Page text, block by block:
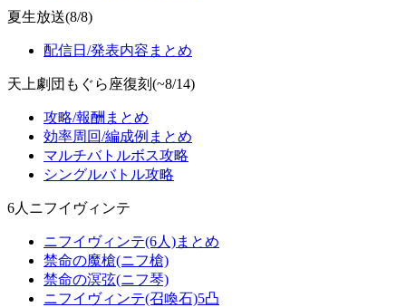
夏生放送(8/8)
配信日/発表内容まとめ
天上劇団もぐら座復刻(~8/14)
攻略/報酬まとめ
効率周回/編成例まとめ
マルチバトルボス攻略
シングルバトル攻略
6人ニフイヴィンテ
ニフイヴィンテ(6人)まとめ
禁命の魔槍(ニフ槍)
禁命の溟弦(ニフ琴)
ニフイヴィンテ(召喚石)5凸